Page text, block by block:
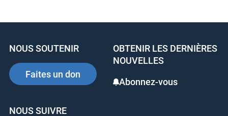
NOUS SOUTENIR
Faites un don
OBTENIR LES DERNIÈRES
NOUVELLES
Abonnez-vous
NOUS SUIVRE